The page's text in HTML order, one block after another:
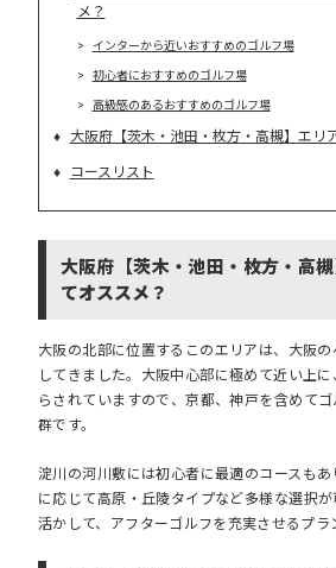
メ？
インターから近いおすすめのゴルフ場
初心者におすすめのゴルフ場
高級感のあるおすすめのゴルフ場
大阪府【茨木・池田・枚方・高槻】エリ
コースリスト
大阪府【茨木・池田・枚方・高
てオススメ？
大阪の北部に位置するこのエリアは、大阪
してきました。大阪中心部に極めて近い上
らされていますので、京都、神戸を含めて
群です。
淀川の河川敷には初心者に最適のコースも
に応じて高原・丘陵タイプなど多様な選択
活かして、アフターゴルフを充実させるプラ